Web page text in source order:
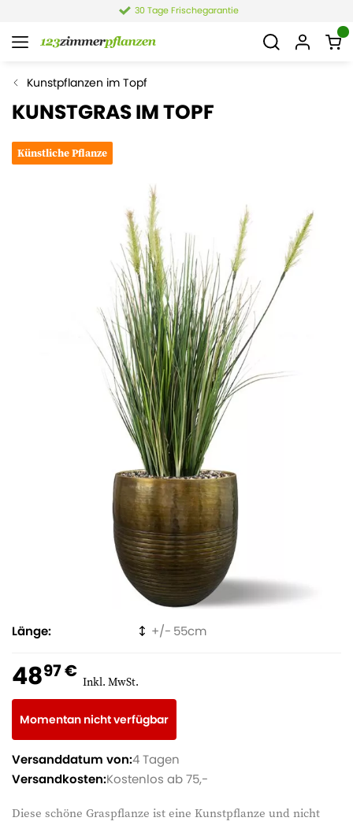
30 Tage Frischegarantie
Kunstpflanzen im Topf
KUNSTGRAS IM TOPF
Künstliche Pflanze
Diese schöne Graspflanze ist eine Kunstpflanze und nicht
Länge 55
Momentan nicht verfügbar
4897 € Inkl. MwSt.
Versanddatum von:4 Tagen
Versandkosten:Kostenlos ab 75,-